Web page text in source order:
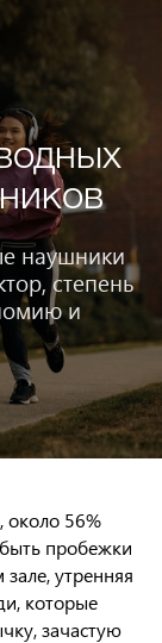
наушники
степень
и
56%
пробежки
утренняя
которые
зачастую